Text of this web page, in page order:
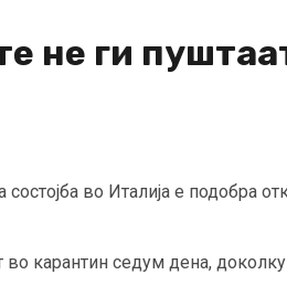
не ги
во Италија е подобра
во карантин седум дена,